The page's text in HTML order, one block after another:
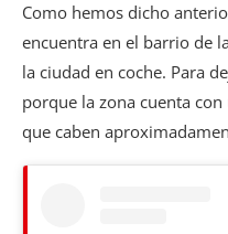
Como hemos dicho
encuentra en el barrio de
la ciudad en coche. Para
porque la zona cuenta con
que caben